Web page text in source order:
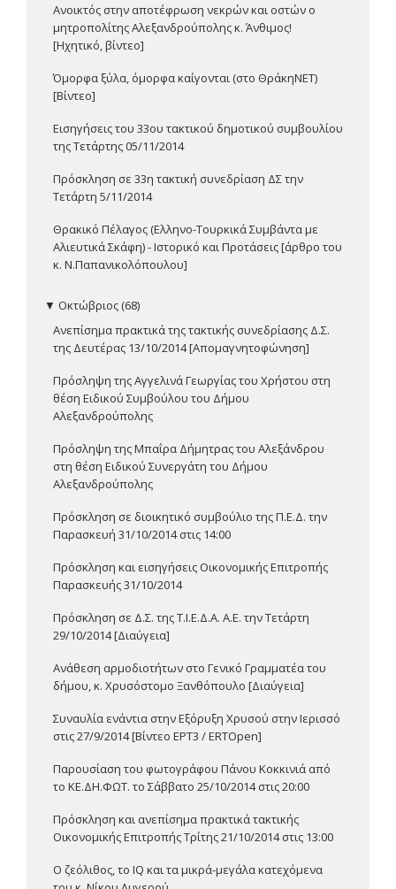
Ανοικτός στην αποτέφρωση νεκρών και οστών ο
μητροπολίτης Αλεξανδρούπολης κ. Άνθιμος!
[Ηχητικό, βίντεο]
Όμορφα ξύλα, όμορφα καίγονται (στο ΘράκηΝΕΤ)
[Βίντεο]
Εισηγήσεις του 33ου τακτικού δημοτικού συμβουλίου
της Τετάρτης 05/11/2014
Πρόσκληση σε 33η τακτική συνεδρίαση ΔΣ την
Τετάρτη 5/11/2014
Θρακικό Πέλαγος (Ελληνο-Τουρκικά Συμβάντα με
Αλιευτικά Σκάφη) - Ιστορικό και Προτάσεις [άρθρο του
κ. Ν.Παπανικολόπουλου]
▼ Οκτώβριος (68)
Ανεπίσημα πρακτικά της τακτικής συνεδρίασης Δ.Σ.
της Δευτέρας 13/10/2014 [Απομαγνητοφώνηση]
Πρόσληψη της Αγγελινά Γεωργίας του Χρήστου στη
θέση Ειδικού Συμβούλου του Δήμου
Αλεξανδρούπολης
Πρόσληψη της Μπαΐρα Δήμητρας του Αλεξάνδρου
στη θέση Ειδικού Συνεργάτη του Δήμου
Αλεξανδρούπολης
Πρόσκληση σε διοικητικό συμβούλιο της Π.Ε.Δ. την
Παρασκευή 31/10/2014 στις 14:00
Πρόσκληση και εισηγήσεις Οικονομικής Επιτροπής
Παρασκευής 31/10/2014
Πρόσκληση σε Δ.Σ. της Τ.Ι.Ε.Δ.Α. Α.Ε. την Τετάρτη
29/10/2014 [Διαύγεια]
Ανάθεση αρμοδιοτήτων στο Γενικό Γραμματέα του
δήμου, κ. Χρυσόστομο Ξανθόπουλο [Διαύγεια]
Συναυλία ενάντια στην Εξόρυξη Χρυσού στην Ιερισσό
στις 27/9/2014 [Βίντεο ΕΡΤ3 / ERTOpen]
Παρουσίαση του φωτογράφου Πάνου Κοκκινιά από
το ΚΕ.ΔΗ.ΦΩΤ. το Σάββατο 25/10/2014 στις 20:00
Πρόσκληση και ανεπίσημα πρακτικά τακτικής
Οικονομικής Επιτροπής Τρίτης 21/10/2014 στις 13:00
Ο ζεόλιθος, το IQ και τα μικρά-μεγάλα κατεχόμενα